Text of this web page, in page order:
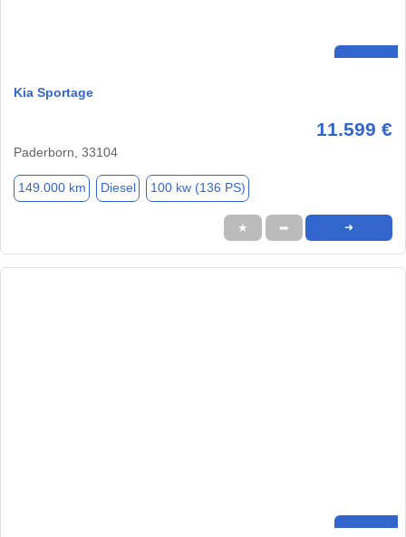
Kia Sportage
11.599 €
Paderborn, 33104
149.000 km Diesel 100 kw (136 PS)
★ ➦ ➜